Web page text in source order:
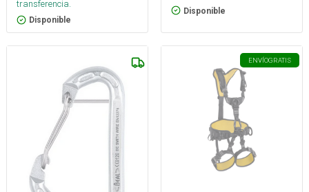
transferencia.
Disponible
Disponible
ENVÍOGRATIS